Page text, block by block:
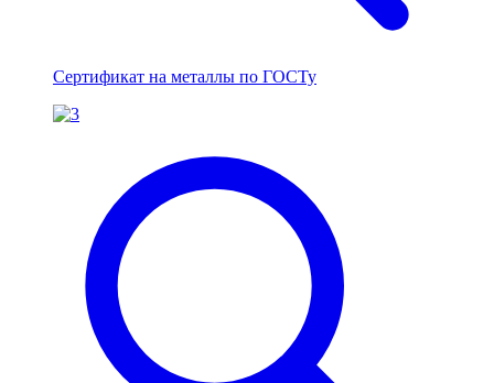
Сертификат на металлы по ГОСТу